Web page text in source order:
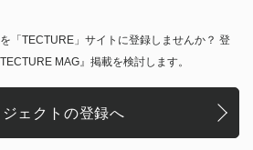
「TECTURE」サイトに登録しませんか？ 登
MAG』掲載を検討します。
ェクトの登録へ